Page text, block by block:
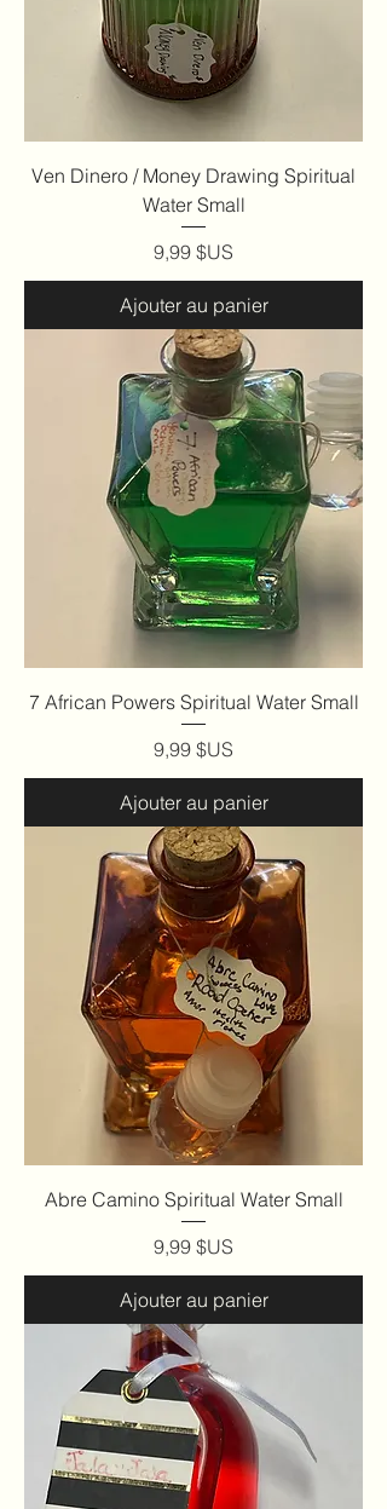
Ven Dinero / Money Drawing Spiritual
Water Small
Prix
9,99 $US
Ajouter au panier
7 African Powers Spiritual Water Small
Prix
9,99 $US
Ajouter au panier
Abre Camino Spiritual Water Small
Prix
9,99 $US
Ajouter au panier